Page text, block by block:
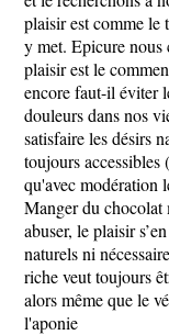
plaisir est comme le
y met. Epicure nous
plaisir est le
encore faut-il éviter
douleurs dans nos
satisfaire les désirs
toujours
qu'avec modération
Manger du chocolat
abuser, le plaisir
naturels ni
riche veut toujours
alors même que le
l'aponie